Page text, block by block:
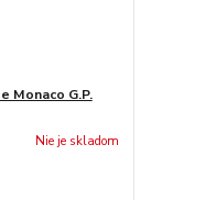
Monaco G.P.
Nie je skladom